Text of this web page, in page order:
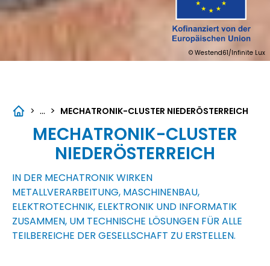
© Westend61/Infinite Lux
> ... > MECHATRONIK-CLUSTER NIEDERÖSTERREICH
MECHATRONIK-CLUSTER
NIEDERÖSTERREICH
IN DER MECHATRONIK WIRKEN
METALLVERARBEITUNG, MASCHINENBAU,
ELEKTROTECHNIK, ELEKTRONIK UND INFORMATIK
ZUSAMMEN, UM TECHNISCHE LÖSUNGEN FÜR ALLE
TEILBEREICHE DER GESELLSCHAFT ZU ERSTELLEN.